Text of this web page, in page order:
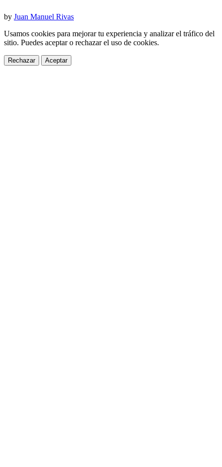
by Juan Manuel Rivas
Usamos cookies para mejorar tu experiencia y analizar el tráfico del
sitio. Puedes aceptar o rechazar el uso de cookies.
Rechazar Aceptar